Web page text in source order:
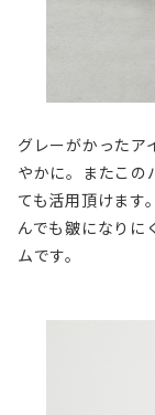
グレーがかったア
やかに。またこの
ても活用頂けます
んでも皺になりに
ムです。